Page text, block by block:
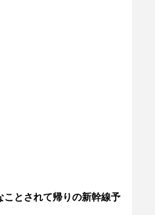
ことされて帰りの新幹線予